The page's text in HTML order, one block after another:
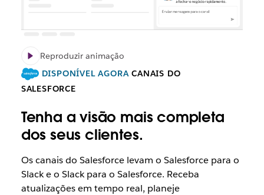
Reproduzir animação
DISPONÍVEL AGORA CANAIS DO
SALESFORCE
Tenha a visão mais completa
dos seus clientes.
Os canais do Salesforce levam o Salesforce para o
Slack e o Slack para o Salesforce. Receba
atualizações em tempo real, planeje